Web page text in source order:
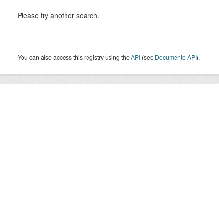
Please try another search.
You can also access this registry using theAPI (see Documente API).